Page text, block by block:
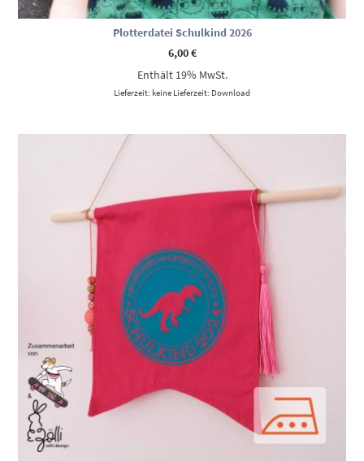
Plotterdatei Schulkind 2026
6,00€
Enthält 19% MwSt.
Lieferzeit: keine Lieferzeit: Download